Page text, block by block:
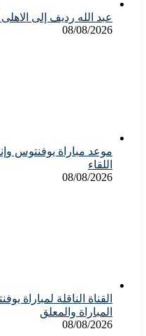
عبد الله رديف إلى
08/08/2026
موعد مباراة يوفنتوس
اللقاء
08/08/2026
القناة الناقلة لمباراة
المباراة والمعلق
08/08/2026